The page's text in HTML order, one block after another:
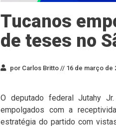
Tucanos
de teses no
por Carlos Britto // 16 de março de
O deputado federal Jutahy
empolgados com a
estratégia do partido com